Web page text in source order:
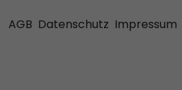
AGB Datenschutz Impressum